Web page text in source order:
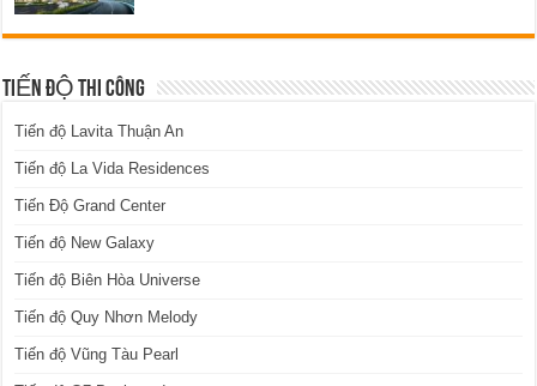
TIẾN ĐỘ THI CÔNG
Tiến độ Lavita Thuận An
Tiến độ La Vida Residences
Tiến Độ Grand Center
Tiến độ New Galaxy
Tiến độ Biên Hòa Universe
Tiến độ Quy Nhơn Melody
Tiến độ Vũng Tàu Pearl